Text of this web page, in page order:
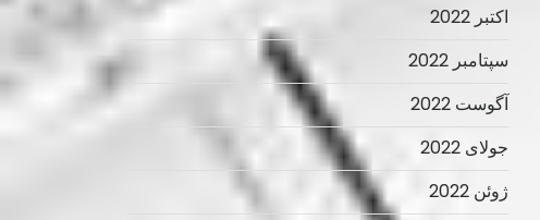
اکتبر 2022
سپتامبر 2022
آگوست 2022
جولای 2022
ژوئن 2022